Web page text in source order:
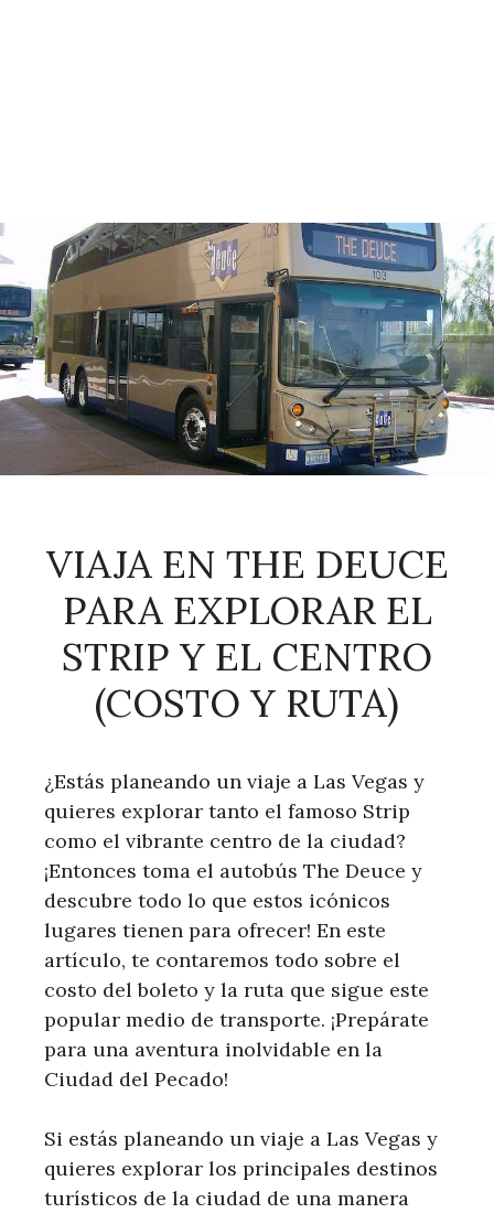
VIAJA EN THE DEUCE
PARA EXPLORAR EL
STRIP Y EL CENTRO
(COSTO Y RUTA)
¿Estás planeando un viaje a Las Vegas y
quieres explorar tanto el famoso Strip
como el vibrante centro de la ciudad?
¡Entonces toma el autobús The Deuce y
descubre todo lo que estos icónicos
lugares tienen para ofrecer! En este
artículo, te contaremos todo sobre el
costo del boleto y la ruta que sigue este
popular medio de transporte. ¡Prepárate
para una aventura inolvidable en la
Ciudad del Pecado!
Si estás planeando un viaje a Las Vegas y
quieres explorar los principales destinos
turísticos de la ciudad de una manera